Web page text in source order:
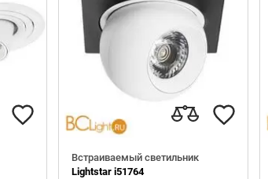
Встраиваемый светильник
Lightstar i51764